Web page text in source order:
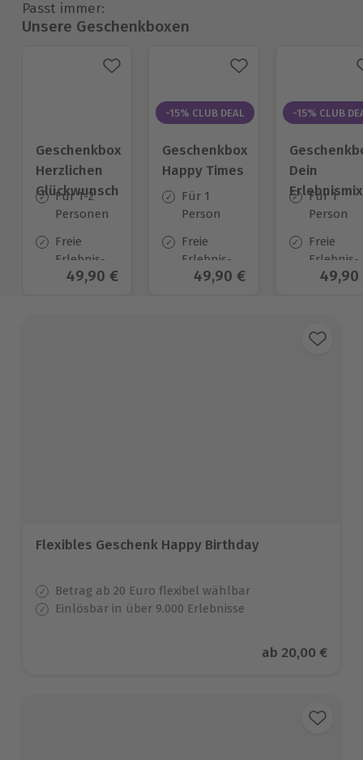
Passt immer:
Unsere Geschenkboxen
Geschenkbox
Herzlichen
Glückwunsch
Für 1-2
Personen
Freie
Erlebnis-
Auswahl
Aktueller Preis
49,90 €
-15% CLUB DEAL
Geschenkbox
Happy Times
Für 1
Person
Freie
Erlebnis-
Auswahl
Aktueller Preis
49,90 €
-15% CLUB
Dein
Erlebnismix
Für 1
Person
Freie
Erlebnis-
Auswahl
49,90
Flexibles Geschenk Happy Birthday
Betrag ab 20 Euro flexibel wählbar
Einlösbar in über 9.000 Erlebnisse
Aktueller Preis
ab 20,00 €